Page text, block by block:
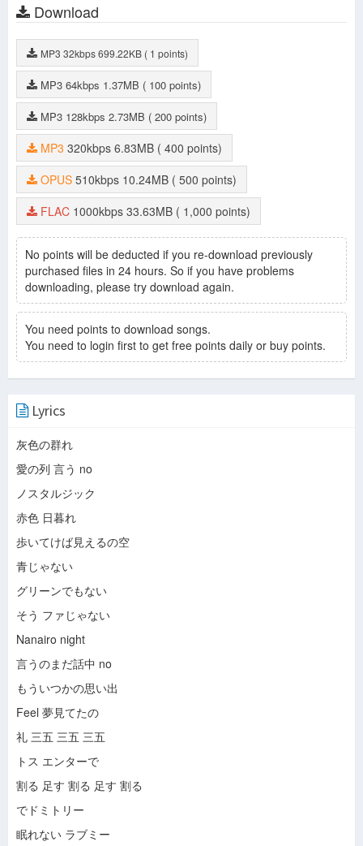
Laundry (빨래)
Have I Told You Lately
-Jim Brickman
Wonderful Tonight -Jim Brickman
Amazed -Boyz II Men
Could It Be I'm Falling In Love - Boyz II Men
If You Leave Me Now -Boyz II Men
I Can't Make You Love Me -Boyz II Men
Time AfterTime -Boyz II Men
Iris - Boyz II Men
Cupid -Boyz II Men
Shining Star -Boyz II Men
In My Life -Boyz II Men
Open Arms -Boyz II Men
When I Fall In Love -Boyz II Men
Misty Blue -Boyz II Men
Ác Mộng -Yến Nhi
Valentine -Jim Brickman
Unchained Melody
Jim Brickman
Dù Sao -Ánh Minh
Last Drop -Ánh Minh
Em Sẽ Hát
Opening (Talk)
First Love (Talk)
Love -S.E.S
TENSHI NO CLOVER
Courage song
Aimi
LIVE for LIFE ～Ōkami-tachi no yoru
Kazoekirenai sayonara
Eien -Aimi
Kimigasukida yo
Đừng Nói Yêu
Cơn Mưa Tình Yêu
Sợi Tóc Yêu Đương
Yêu Thương Mong Manh
Qua Đêm Nay
Có Quên Được Đâu
Cơn Mưa Tình Yêu
Dường Như Ta Đã
Em Đã Xa Tôi - Nguyễn Thu Thuỷ
Qua Đêm Nay
Sao Em Còn Buồn
Tìm Lại Giấc Mơ
Download
MP3 32kbps699.22KB ( 1 points)
MP3 64kbps 1.37MB ( 100 points)
MP3 128kbps 2.73MB ( 200 points)
MP3 320kbps 6.83MB
( 400 points)
OPUS 510kbps 10.24MB
( 500 points)
FLAC 1000kbps 33.63MB ( 1,000 points)
No points will be deducted if you re-download previously
purchased files in 24 hours. So if you have problems
downloading, please try download again.
You need points to download songs.
You need to login first to get free points daily or buy points.
Lyrics
灰色の群れ
愛の列 言う no
ノスタルジック
赤色 日暮れ
歩いてけば見えるの空
青じゃない
グリーンでもない
そう ファじゃない
Nanairo night
言うのまだ話中 no
もういつかの思い出
Feel 夢見てたの
礼 三五 三五 三五
トス エンターで
割る 足す 割る 足す 割る
でドミトリー
眠れない ラブミー